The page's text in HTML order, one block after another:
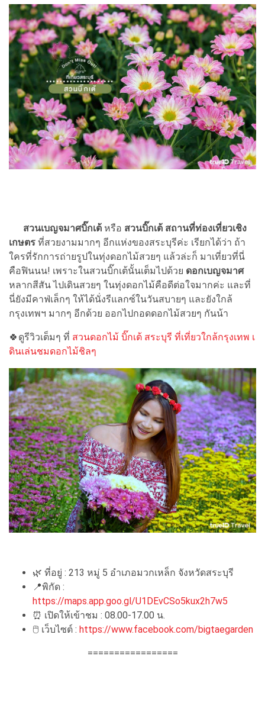
สวนเบญจมาศบิ๊กเต้ หรือ สวนบิ๊กเต้ สถานที่ท่องเที่ยวเชิง
เกษตร ที่สวยงามมากๆ อีกแห่งของสระบุรีค่ะ เรียกได้ว่า ถ้า
ใครที่รักการถ่ายรูปในทุ่งดอกไม้สวยๆ แล้วล่ะก็ มาเที่ยวที่นี่
คือฟินนน! เพราะในสวนบิ๊กเต้นั้นเต็มไปด้วย ดอกเบญจมาศ
หลากสีสัน ไปเดินสวยๆ ในทุ่งดอกไม้คือดีต่อใจมากค่ะ และที่
นี่ยังมีคาฟ่เล็กๆ ให้ได้นั่งรีแลกซ์ในวันสบายๆ และยังใกล้
กรุงเทพฯ มากๆ อีกด้วย ออกไปกอดดอกไม้สวยๆ กันน้า
🍀ดูรีวิวเต็มๆ ที่ สวนดอกไม้ บิ๊กเต้ สระบุรี ที่เที่ยวใกล้กรุงเทพ เ
ดินเล่นชมดอกไม้ชิลๆ
🌿 ที่อยู่ : 213 หมู่ 5 อำเภอมวกเหล็ก จังหวัดสระบุรี
📍พิกัด :
https://maps.app.goo.gl/U1DEvCSo5kux2h7w5
⏰ เปิดให้เข้าชม : 08.00-17.00 น.
🖱 เว็บไซต์ : https://www.facebook.com/bigtaegarden
=================